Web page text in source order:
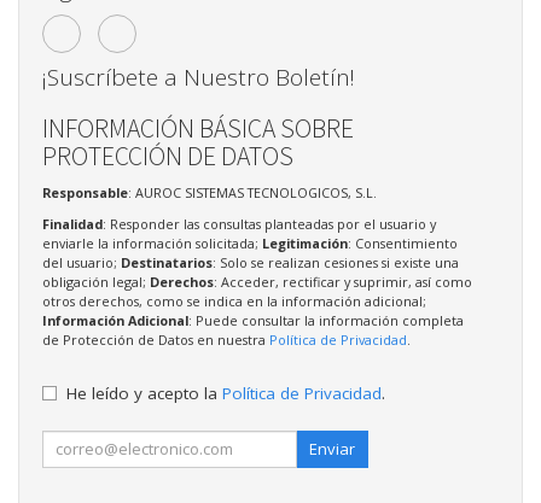
¡Suscríbete a Nuestro Boletín!
INFORMACIÓN BÁSICA SOBRE
PROTECCIÓN DE DATOS
Responsable: AUROC SISTEMAS TECNOLOGICOS, S.L.
Finalidad: Responder las consultas planteadas por el usuario y
enviarle la información solicitada; Legitimación: Consentimiento
del usuario; Destinatarios: Solo se realizan cesiones si existe una
obligación legal; Derechos: Acceder, rectificar y suprimir, así como
otros derechos, como se indica en la información adicional;
Información Adicional: Puede consultar la información completa
de Protección de Datos en nuestra Política de Privacidad.
He leído y acepto la Política de Privacidad.
Enviar